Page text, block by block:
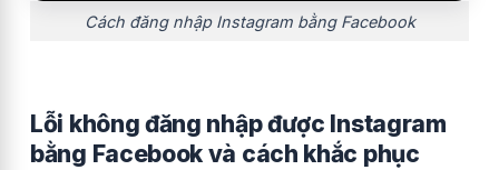
Cách đăng nhập Instagram bằng Facebook
Lỗi không đăng nhập được Instagram
bằng Facebook và cách khắc phục